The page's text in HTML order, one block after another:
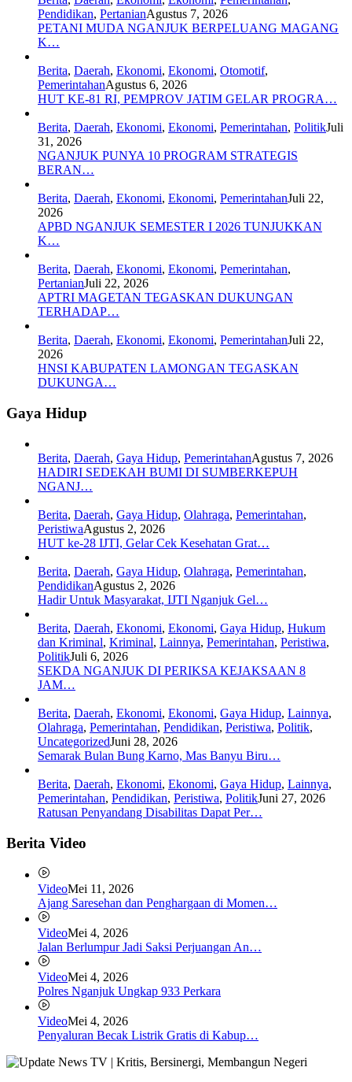
Pendidikan, PertanianAgustus 7, 2026
PETANI MUDA NGANJUK BERPELUANG MAGANG
K…
Berita, Daerah, Ekonomi, Ekonomi, Otomotif,
PemerintahanAgustus 6, 2026
HUT KE-81 RI, PEMPROV JATIM GELAR PROGRA…
Berita, Daerah, Ekonomi, Ekonomi, Pemerintahan, PolitikJuli
31, 2026
NGANJUK PUNYA 10 PROGRAM STRATEGIS
BERAN…
Berita, Daerah, Ekonomi, Ekonomi, PemerintahanJuli 22,
2026
APBD NGANJUK SEMESTER I 2026 TUNJUKKAN
K…
Berita, Daerah, Ekonomi, Ekonomi, Pemerintahan,
PertanianJuli 22, 2026
APTRI MAGETAN TEGASKAN DUKUNGAN
TERHADAP…
Berita, Daerah, Ekonomi, Ekonomi, PemerintahanJuli 22,
2026
HNSI KABUPATEN LAMONGAN TEGASKAN
DUKUNGA…
Gaya Hidup
Berita, Daerah, Gaya Hidup, PemerintahanAgustus 7, 2026
HADIRI SEDEKAH BUMI DI SUMBERKEPUH
NGANJ…
Berita, Daerah, Gaya Hidup, Olahraga, Pemerintahan,
PeristiwaAgustus 2, 2026
HUT ke-28 IJTI, Gelar Cek Kesehatan Grat…
Berita, Daerah, Gaya Hidup, Olahraga, Pemerintahan,
PendidikanAgustus 2, 2026
Hadir Untuk Masyarakat, IJTI Nganjuk Gel…
Berita, Daerah, Ekonomi, Ekonomi, Gaya Hidup, Hukum
dan Kriminal, Kriminal, Lainnya, Pemerintahan, Peristiwa,
PolitikJuli 6, 2026
SEKDA NGANJUK DI PERIKSA KEJAKSAAN 8
JAM…
Berita, Daerah, Ekonomi, Ekonomi, Gaya Hidup, Lainnya,
Olahraga, Pemerintahan, Pendidikan, Peristiwa, Politik,
UncategorizedJuni 28, 2026
Semarak Bulan Bung Karno, Mas Banyu Biru…
Berita, Daerah, Ekonomi, Ekonomi, Gaya Hidup, Lainnya,
Pemerintahan, Pendidikan, Peristiwa, PolitikJuni 27, 2026
Ratusan Penyandang Disabilitas Dapat Per…
Berita Video
VideoMei 11, 2026
Ajang Saresehan dan Penghargaan di Momen…
VideoMei 4, 2026
Jalan Berlumpur Jadi Saksi Perjuangan An…
VideoMei 4, 2026
Polres Nganjuk Ungkap 933 Perkara
VideoMei 4, 2026
Penyaluran Becak Listrik Gratis di Kabup…